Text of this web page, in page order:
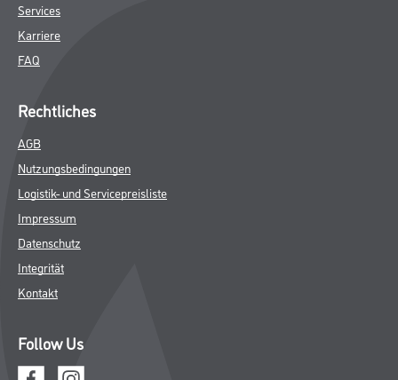
Services
Karriere
FAQ
Rechtliches
AGB
Nutzungsbedingungen
Logistik- und Servicepreisliste
Impressum
Datenschutz
Integrität
Kontakt
Follow Us